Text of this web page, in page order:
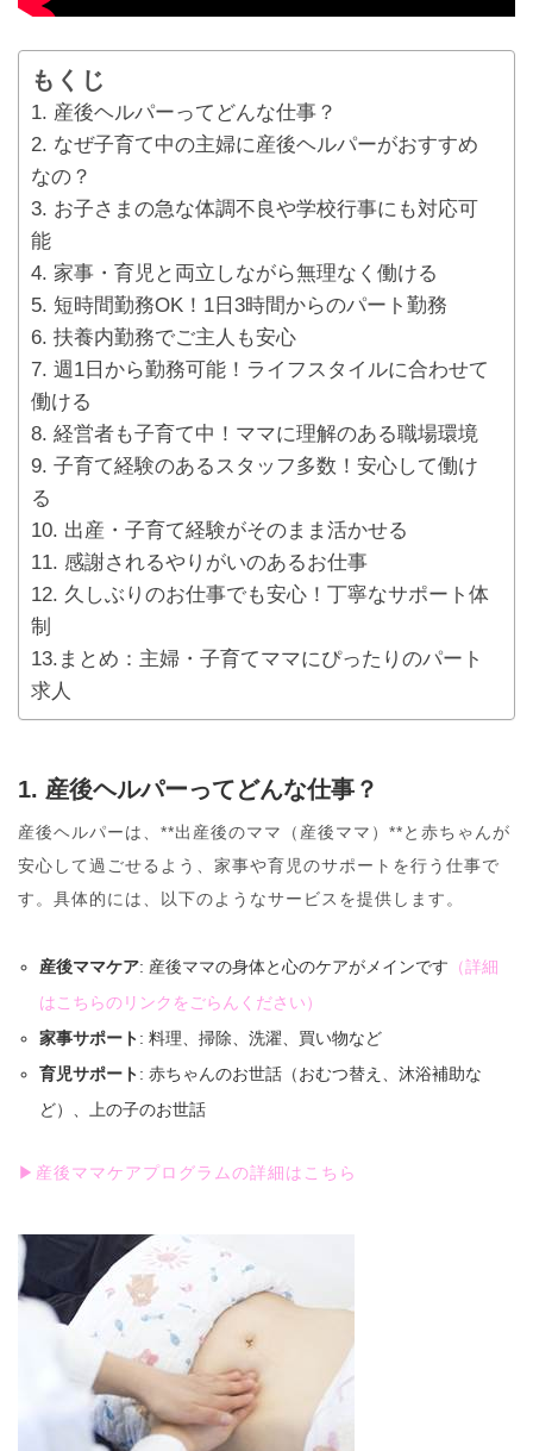
もくじ
1. 産後ヘルパーってどんな仕事？
2. なぜ子育て中の主婦に産後ヘルパーがおすすめ
なの？
3. お子さまの急な体調不良や学校行事にも対応可
能
4. 家事・育児と両立しながら無理なく働ける
5. 短時間勤務OK！1日3時間からのパート勤務
6. 扶養内勤務でご主人も安心
7. 週1日から勤務可能！ライフスタイルに合わせて
働ける
8. 経営者も子育て中！ママに理解のある職場環境
9. 子育て経験のあるスタッフ多数！安心して働け
る
10. 出産・子育て経験がそのまま活かせる
11. 感謝されるやりがいのあるお仕事
12. 久しぶりのお仕事でも安心！丁寧なサポート体
制
13.まとめ：主婦・子育てママにぴったりのパート
求人
1. 産後ヘルパーってどんな仕事？
産後ヘルパーは、**出産後のママ（産後ママ）**と赤ちゃんが
安心して過ごせるよう、家事や育児のサポートを行う仕事で
す。具体的には、以下のようなサービスを提供します。
産後ママケア: 産後ママの身体と心のケアがメインです （詳細
はこちらのリンクをごらんください）
家事サポート: 料理、掃除、洗濯、買い物など
育児サポート: 赤ちゃんのお世話（おむつ替え、沐浴補助な
ど）、上の子のお世話
▶産後ママケアプログラムの詳細はこちら